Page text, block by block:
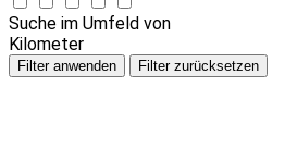
Suche im Umfeld von
Kilometer
Filter anwenden Filter zurücksetzen